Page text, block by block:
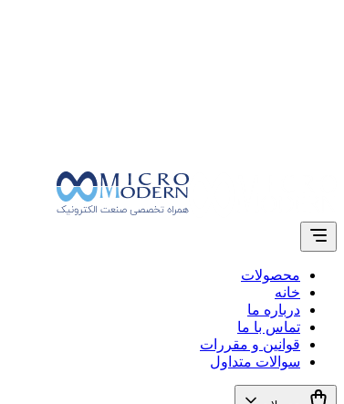
محصولات
خانه
درباره ما
تماس با ما
قوانین و مقررات
سوالات متداول